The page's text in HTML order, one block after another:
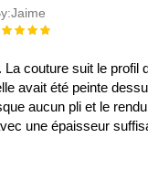
Jaime
:
couture suit le profil
avait été peinte
aucun pli et le
une épaisseur